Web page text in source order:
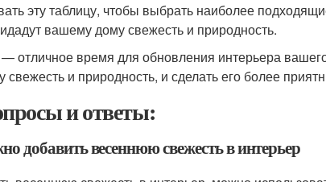
эту таблицу, чтобы выбрать наиболее
вашему дому свежесть и природность.
отличное время для обновления интерьера
свежесть и природность, и сделать его более
и ответы:
добавить весеннюю свежесть в интерьер